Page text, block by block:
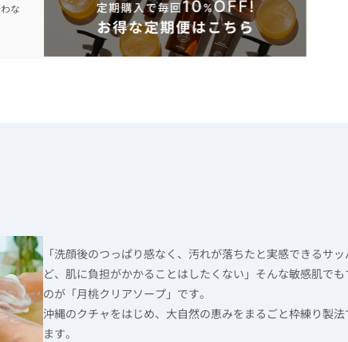
な
「洗顔後のつっぱり感なく、汚れが落ちたと実感できるサ
ど、肌に負担がかかることはしたくない」そんな敏感肌で
のが「月桃クリアソープ」です。
沖縄のクチャをはじめ、大自然の恵みをまるごと枠練り製
ます。